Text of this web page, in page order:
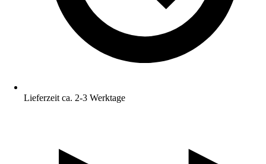
Lieferzeit ca. 2-3 Werktage